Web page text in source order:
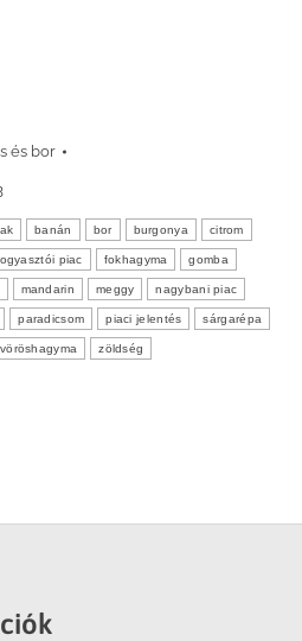
és bor
banán bor burgonya citrom
piac fokhagyma gomba
mandarin meggy nagybani piac
paradicsom piaci jelentés sárgarépa
vöröshagyma zöldség